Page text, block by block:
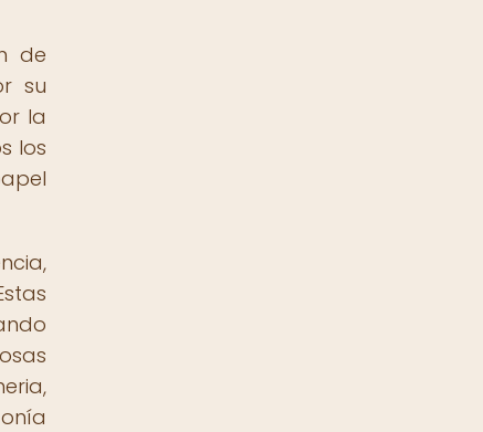
de
su
la
los